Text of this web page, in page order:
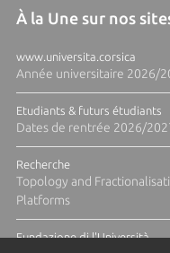
À la Une sur nos
www.universita.corsica
Année universitaire 2026/
Etudiants & futurs étudiants
Dates de rentrée 2026/
Recherche
Topology and
Platforms
Fundazione di l'Università